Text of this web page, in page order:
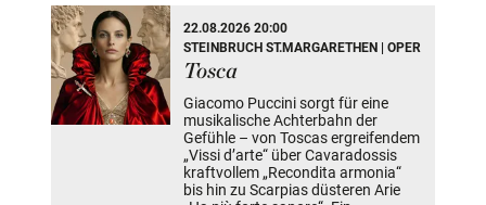
22.08.2026 20:00
STEINBRUCH ST.MARGARETHEN | OPER
Tosca
Giacomo Puccini sorgt für eine
musikalische Achterbahn der
Gefühle – von Toscas ergreifendem
„Vissi d’arte“ über Cavaradossis
kraftvollem „Recondita armonia“
bis hin zu Scarpias düsteren Arie